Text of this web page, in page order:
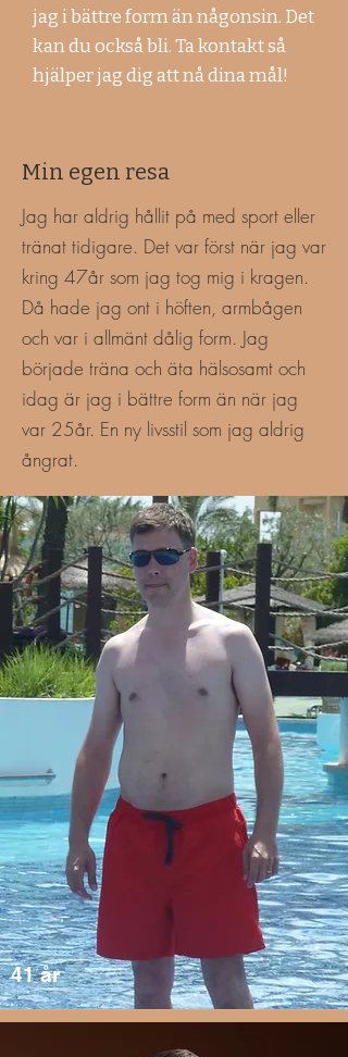
jag i bättre form än någonsin. Det
kan du också bli. Ta kontakt så
hjälper jag dig att nå dina mål!
Min egen resa
Jag har aldrig hållit på med sport eller
tränat tidigare. Det var först när jag var
kring 47år som jag tog mig i kragen.
Då hade jag ont i höften, armbågen
och var i allmänt dålig form. Jag
började träna och äta hälsosamt och
idag är jag i bättre form än när jag
var 25år. En ny livsstil som jag aldrig
ångrat.
41 år